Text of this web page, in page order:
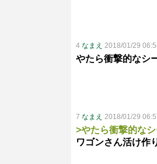
4 なまえ 2018/01/29
やたら衝撃的なシ
7 なまえ 2018/01/29
>やたら衝撃的な
ワゴンさん活け作